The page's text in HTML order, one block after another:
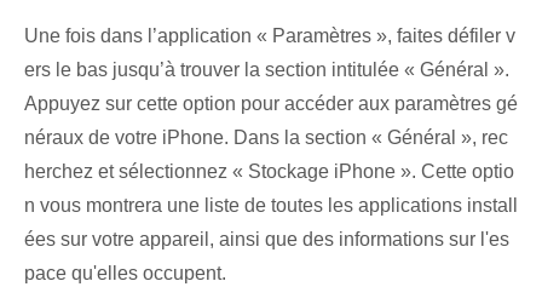
Une fois dans l’application « Paramètres », faites défiler v
ers le bas jusqu’à trouver la section intitulée « Général ».
Appuyez sur cette option pour accéder aux paramètres gé
néraux de votre iPhone. Dans la section « Général », rec
herchez⁢ et sélectionnez « Stockage iPhone ». Cette optio
n vous montrera une liste de toutes les applications install
ées sur votre appareil, ainsi que des informations sur l'es
pace qu'elles occupent.